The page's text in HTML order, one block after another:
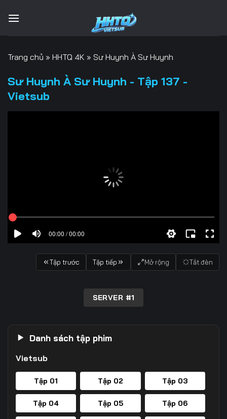
qua
Trang chủ » HHTQ 4K » Sư Huynh À Sư Huynh
Sư Huynh À Sư Huynh - Tập 137 -
Vietsub
00:00 / 00:00
Tập trước Tập tiếp Mở rộng Tắt đèn
SERVER #1
Danh sách tập phim
Vietsub
Tập 01 Tập 02 Tập 03
Tập 04 Tập 05 Tập 06